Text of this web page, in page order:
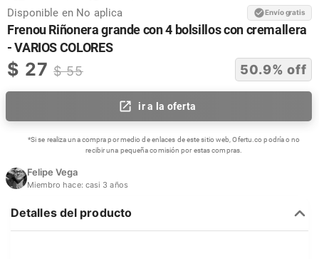
Disponible en No aplica Envío gratis
Frenou Riñonera grande con 4 bolsillos con cremallera
- VARIOS COLORES
$ 27 $55 50.9% off
ir a la oferta
*Si se realiza una compra por medio de enlaces de este sitio web, Ofertu.co podría o no
recibir una pequeña comisión por estas compras.
Felipe Vega
Miembro hace: casi 3 años
Detalles del producto